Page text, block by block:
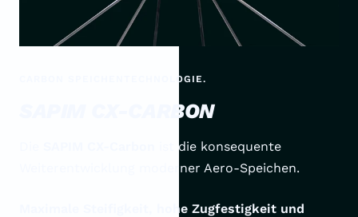
CARBON SPEICHENTECHNOLOGIE.
SAPIM CX-CARBON
ist die konsequente
Weiterentwicklung moderner Aero-Speichen.
Maximale Steifigkeit, hohe Zugfestigkeit und